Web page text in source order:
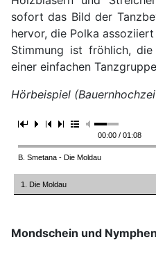
sofort das Bild der
hervor, die Polka
Stimmung ist fröhlich,
einer einfachen
Hörbeispiel
00:00 / 01:08
B. Smetana - Die Moldau
1. Die Moldau
Mondschein und